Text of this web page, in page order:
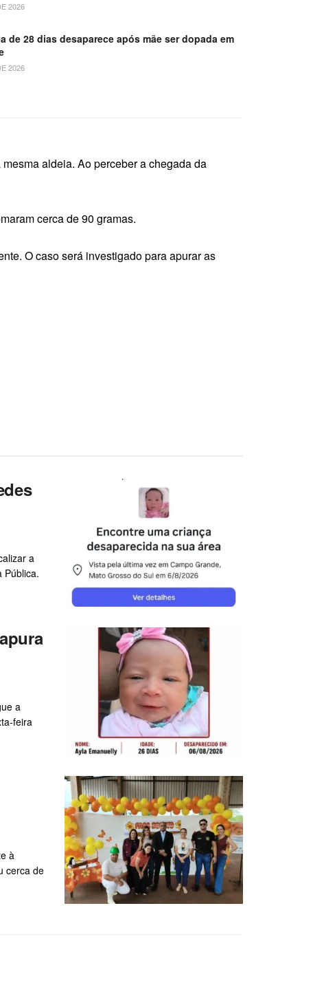
2026
de 28 dias desaparece após mãe ser dopada em
2026
aldeia. Ao perceber a chegada da
cerca de 90 gramas.
O caso será investigado para apurar as
a
Pública.
a
feira
à
cerca de